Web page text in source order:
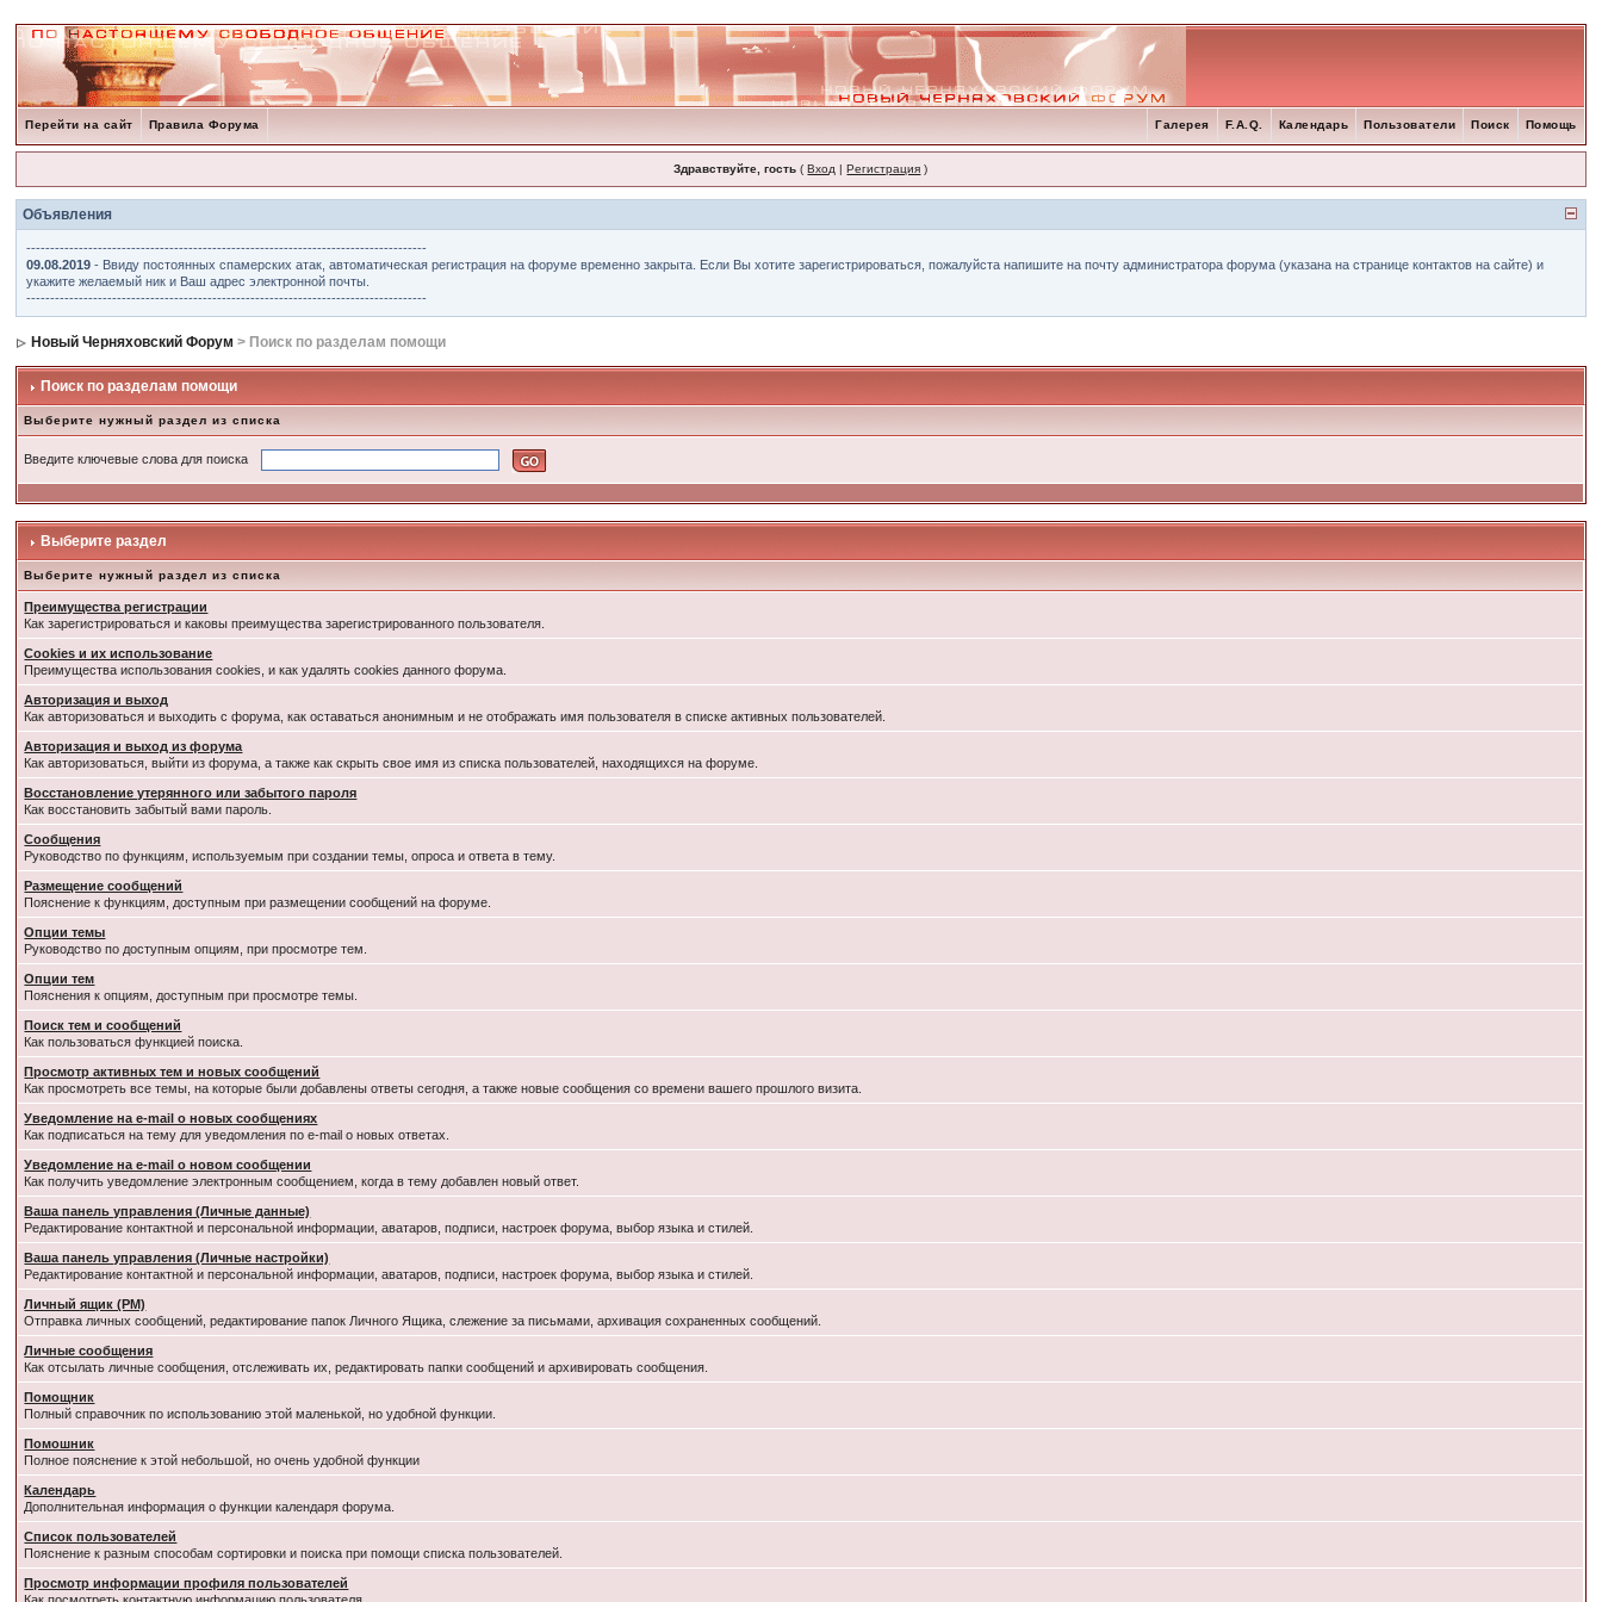
Перейти на сайт Правила Форума Помощь
Поиск
Пользователи
Календарь
F.A.Q.
Галерея
Здравствуйте, гость (Вход |Регистрация )
Объявления
------------------------------------------------------------------------------------
09.08.2019 - Ввиду постоянных спамерских атак, автоматическая регистрация на форуме временно закрыта. Если Вы хотите зарегистрироваться, пожалуйста напишите на почту администратора форума (указана на странице контактов на сайте) и
укажите желаемый ник и Ваш адрес электронной почты.
------------------------------------------------------------------------------------
Новый Черняховский Форум > Поиск по разделам помощи
Поиск по разделам помощи
Выберите нужный раздел из списка
Введите ключевые слова для поиска
Выберите раздел
Выберите нужный раздел из списка
Преимущества регистрации
Как зарегистрироваться и каковы преимущества зарегистрированного пользователя.
Cookies и их использование
Преимущества использования cookies, и как удалять cookies данного форума.
Авторизация и выход
Как авторизоваться и выходить с форума, как оставаться анонимным и не отображать имя пользователя в списке активных пользователей.
Авторизация и выход из форума
Как авторизоваться, выйти из форума, а также как скрыть свое имя из списка пользователей, находящихся на форуме.
Восстановление утерянного или забытого пароля
Как восстановить забытый вами пароль.
Сообщения
Руководство по функциям, используемым при создании темы, опроса и ответа в тему.
Размещение сообщений
Пояснение к функциям, доступным при размещении сообщений на форуме.
Опции темы
Руководство по доступным опциям, при просмотре тем.
Опции тем
Пояснения к опциям, доступным при просмотре темы.
Поиск тем и сообщений
Как пользоваться функцией поиска.
Просмотр активных тем и новых сообщений
Как просмотреть все темы, на которые были добавлены ответы сегодня, а также новые сообщения со времени вашего прошлого визита.
Уведомление на e-mail о новых сообщениях
Как подписаться на тему для уведомления по e-mail о новых ответах.
Уведомление на е-mail о новом сообщении
Как получить уведомление электронным сообщением, когда в тему добавлен новый ответ.
Ваша панель управления (Личные данные)
Редактирование контактной и персональной информации, аватаров, подписи, настроек форума, выбор языка и стилей.
Ваша панель управления (Личные настройки)
Редактирование контактной и персональной информации, аватаров, подписи, настроек форума, выбор языка и стилей.
Личный ящик (PM)
Отправка личных сообщений, редактирование папок Личного Ящика, слежение за письмами, архивация сохраненных сообщений.
Личные сообщения
Как отсылать личные сообщения, отслеживать их, редактировать папки сообщений и архивировать сообщения.
Помощник
Полный справочник по использованию этой маленькой, но удобной функции.
Помошник
Полное пояснение к этой небольшой, но очень удобной функции
Календарь
Дополнительная информация о функции календаря форума.
Список пользователей
Пояснение к разным способам сортировки и поиска при помощи списка пользователей.
Просмотр информации профиля пользователей